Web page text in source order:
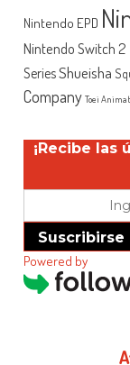
Nintendo EPD
Nintendo Switch 2
SeriesShueisha
Company Toei
¡Recibe las
Suscribirse
Powered by